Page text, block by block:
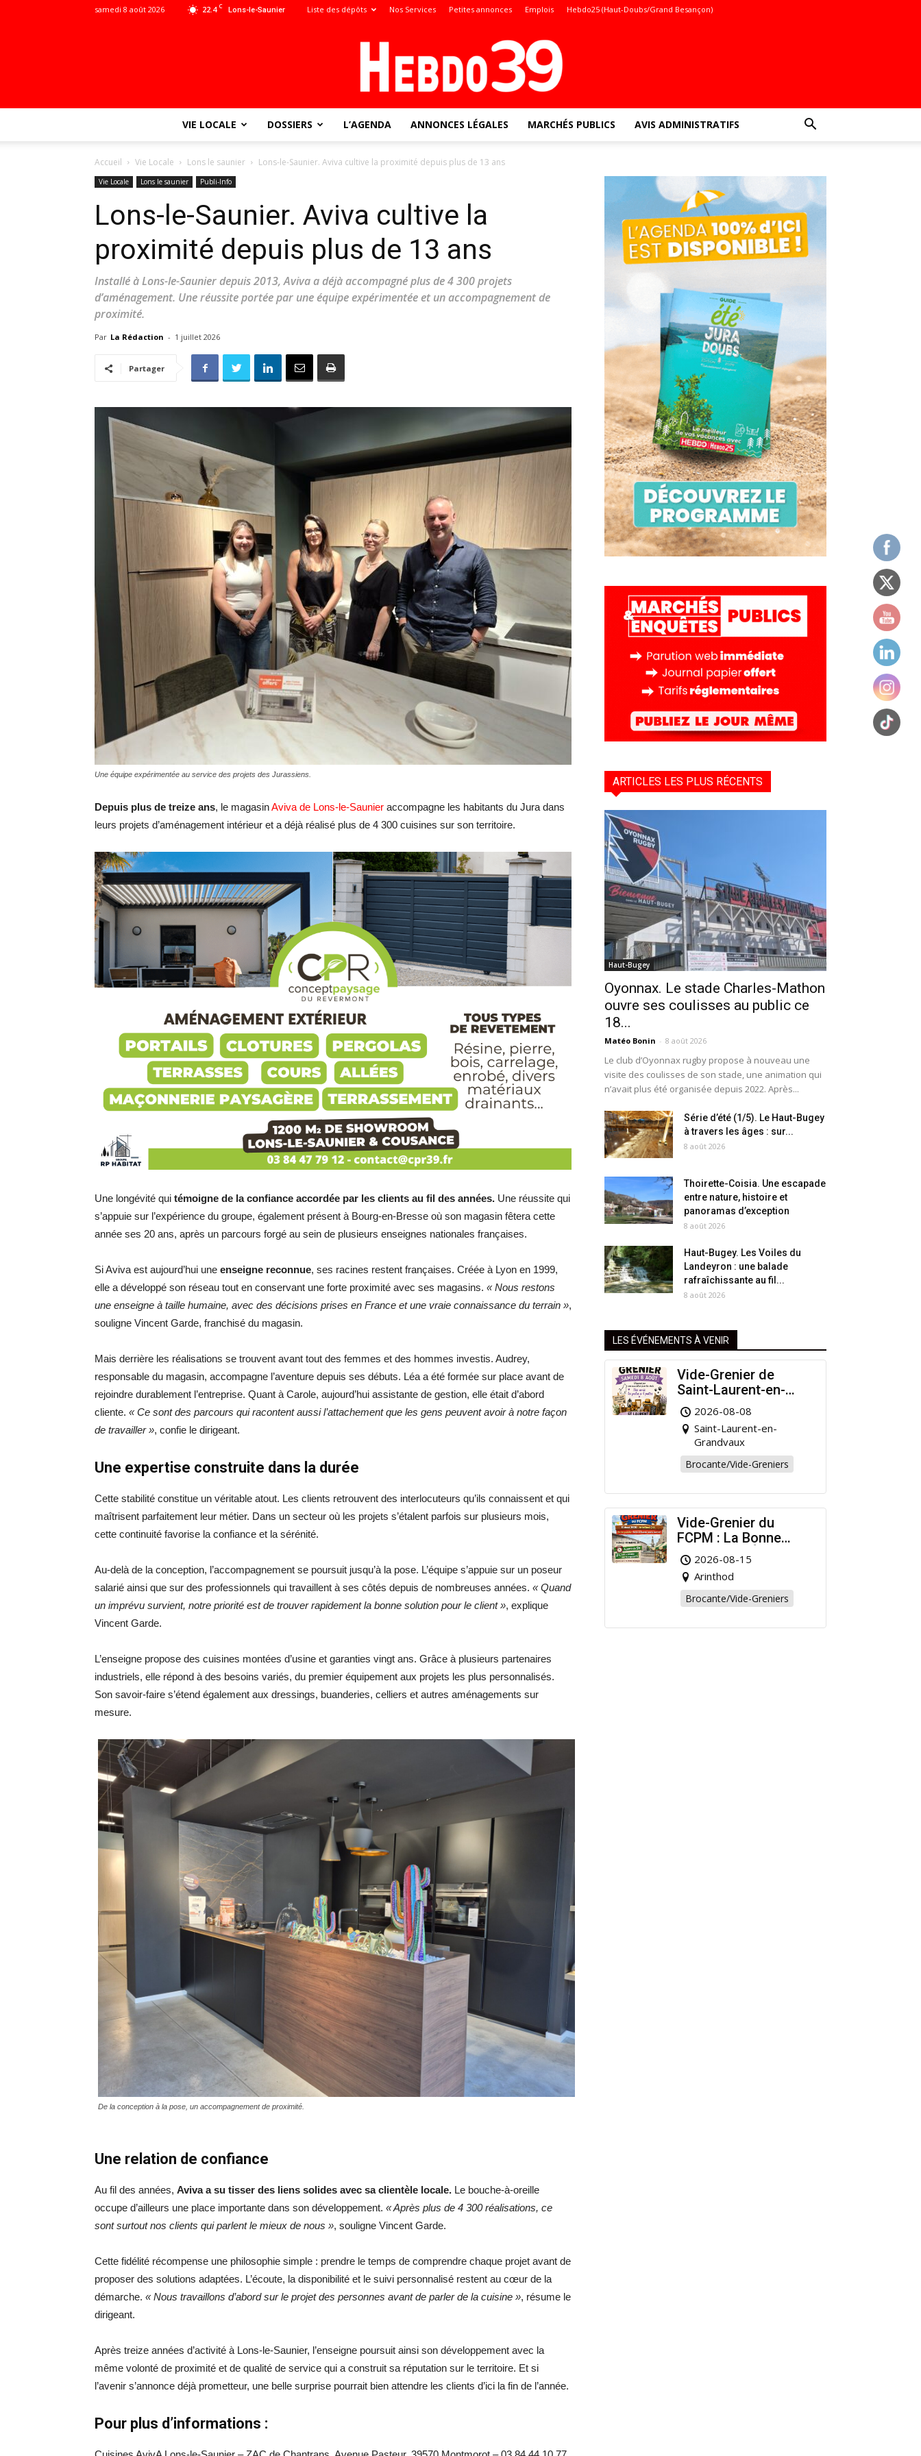
22.4 C Lons-le-Saunier
samedi 8 août 2026 Liste des dépôts Nos Services Petites annonces Emplois Hebdo25 (Haut-Doubs/Grand Besançon)
l'info
–
VIE LOCALE DOSSIERS L’AGENDA ANNONCES LÉGALES MARCHÉS PUBLICS AVIS ADMINISTRATIFS
Accueil Vie Locale Lons le saunier Lons-le-Saunier. Aviva cultive la proximité depuis plus de 13 ans
Vie Locale Lons le saunier Publi-Info
Lons-le-Saunier. Aviva cultive la
proximité depuis plus de 13 ans
Installé à Lons-le-Saunier depuis 2013, Aviva a déjà accompagné plus de 4 300 projets
d’aménagement. Une réussite portée par une équipe expérimentée et un accompagnement de
proximité.
Par La Rédaction - 1 juillet 2026
Partager
Une équipe expérimentée au service des projets des Jurassiens.
Depuis plus de treize ans, le magasinAviva de Lons-le-Saunier accompagne les habitants du Jura dans
leurs projets d’aménagement intérieur et a déjà réalisé plus de 4 300 cuisines sur son territoire.
Une longévité qui témoigne de la confiance accordée par les clients au fil des années. Une réussite qui
s’appuie sur l’expérience du groupe, également présent à Bourg-en-Bresse où son magasin fêtera cette
année ses 20 ans, après un parcours forgé au sein de plusieurs enseignes nationales françaises.
Si Aviva est aujourd’hui une enseigne reconnue, ses racines restent françaises. Créée à Lyon en 1999,
elle a développé son réseau tout en conservant une forte proximité avec ses magasins. « Nous restons
une enseigne à taille humaine, avec des décisions prises en France et une vraie connaissance du terrain »,
souligne Vincent Garde, franchisé du magasin.
Mais derrière les réalisations se trouvent avant tout des femmes et des hommes investis. Audrey,
responsable du magasin, accompagne l’aventure depuis ses débuts. Léa a été formée sur place avant de
rejoindre durablement l’entreprise. Quant à Carole, aujourd’hui assistante de gestion, elle était d’abord
cliente. « Ce sont des parcours qui racontent aussi l’attachement que les gens peuvent avoir à notre façon
de travailler », confie le dirigeant.
Une expertise construite dans la durée
Cette stabilité constitue un véritable atout. Les clients retrouvent des interlocuteurs qu’ils connaissent et qui
maîtrisent parfaitement leur métier. Dans un secteur où les projets s’étalent parfois sur plusieurs mois,
cette continuité favorise la confiance et la sérénité.
Au-delà de la conception, l’accompagnement se poursuit jusqu’à la pose. L’équipe s’appuie sur un poseur
salarié ainsi que sur des professionnels qui travaillent à ses côtés depuis de nombreuses années. « Quand
un imprévu survient, notre priorité est de trouver rapidement la bonne solution pour le client », explique
Vincent Garde.
L’enseigne propose des cuisines montées d’usine et garanties vingt ans. Grâce à plusieurs partenaires
industriels, elle répond à des besoins variés, du premier équipement aux projets les plus personnalisés.
Son savoir-faire s’étend également aux dressings, buanderies, celliers et autres aménagements sur
mesure.
De la conception à la pose, un accompagnement de proximité.
Une relation de confiance
Au fil des années, Aviva a su tisser des liens solides avec sa clientèle locale. Le bouche-à-oreille
occupe d’ailleurs une place importante dans son développement. « Après plus de 4 300 réalisations, ce
sont surtout nos clients qui parlent le mieux de nous », souligne Vincent Garde.
Cette fidélité récompense une philosophie simple : prendre le temps de comprendre chaque projet avant de
proposer des solutions adaptées. L’écoute, la disponibilité et le suivi personnalisé restent au cœur de la
démarche. « Nous travaillons d’abord sur le projet des personnes avant de parler de la cuisine », résume le
dirigeant.
Après treize années d’activité à Lons-le-Saunier, l’enseigne poursuit ainsi son développement avec la
même volonté de proximité et de qualité de service qui a construit sa réputation sur le territoire. Et si
l’avenir s’annonce déjà prometteur, une belle surprise pourrait bien attendre les clients d’ici la fin de l’année.
Pour plus d’informations :
ARTICLES LES PLUS RÉCENTS
Haut-Bugey
Oyonnax. Le stade Charles-Mathon
ouvre ses coulisses au public ce
18...
Matéo Bonin - 8 août 2026
Le club d’Oyonnax rugby propose à nouveau une
visite des coulisses de son stade, une animation qui
n’avait plus été organisée depuis 2022. Après...
Série d’été (1/5). Le Haut-Bugey
à travers les âges : sur...
8 août 2026
Thoirette-Coisia. Une escapade
entre nature, histoire et
panoramas d’exception
8 août 2026
Haut-Bugey. Les Voiles du
Landeyron : une balade
rafraîchissante au fil...
8 août 2026
LES ÉVÉNEMENTS À VENIR
Vide-Grenier de
Saint-Laurent-en-
Grandvaux : Venez
chiner pour la bonne
cause !
2026-08-08
Saint-Laurent-en-
Grandvaux
Brocante/Vide-Greniers
Vide-Grenier du
FCPM : La Bonne
Affaire de l’Été à
Arinthod !
2026-08-15
Arinthod
Brocante/Vide-Greniers